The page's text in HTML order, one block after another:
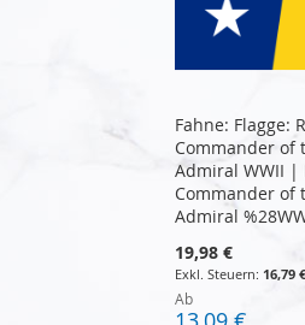
Fahne: Flagge:
Commander of
Admiral WWII |
Commander of
Admiral
19,98 €
16,79 €
Ab